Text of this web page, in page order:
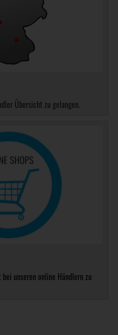
Übersicht zu gelangen.
unseren online Händlern zu